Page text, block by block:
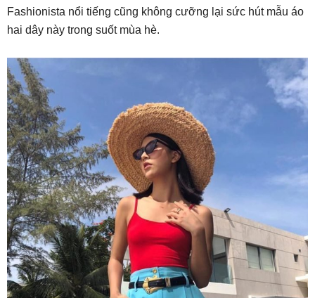
Fashionista nổi tiếng cũng không cưỡng lại sức hút mẫu áo
hai dây này trong suốt mùa hè.